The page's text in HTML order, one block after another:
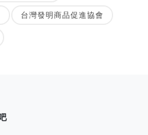
台灣發明商品促進協會